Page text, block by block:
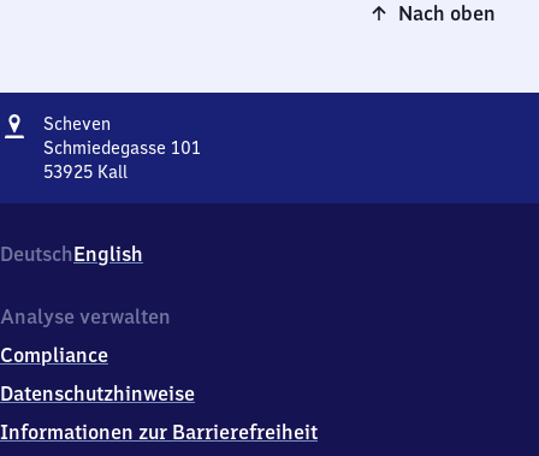
Nach oben
Adresse
Scheven
Schmiedegasse 101
53925 Kall
101,
5
9
5
Kall
DeutschEnglish
Analyse verwalten
Compliance
Datenschutzhinweise
Informationen zur Barrierefreiheit